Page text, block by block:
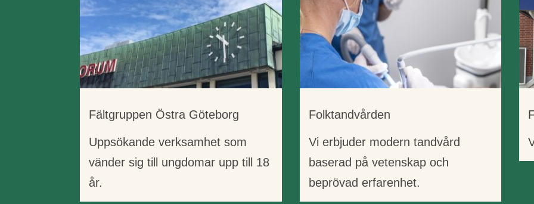
Fältgruppen Östra Göteborg
Uppsökande verksamhet som
vänder sig till ungdomar upp till 18
år.
Folktandvården
Vi erbjuder modern tandvård
baserad på vetenskap och
beprövad erfarenhet.